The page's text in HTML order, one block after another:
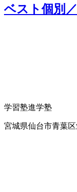
ベスト個別
学習塾進学塾
宮城県仙台市青葉